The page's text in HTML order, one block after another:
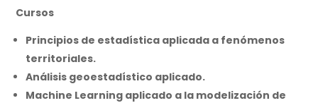
Cursos
Principios de estadística aplicada a fenómenos
territoriales.
Análisis geoestadístico aplicado.
Machine Learning aplicado a la modelización de